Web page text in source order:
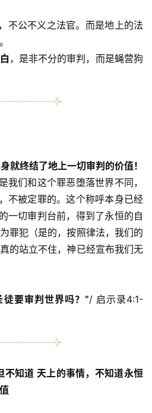
，不公不义之法官。而是地上的法
，是非不分的审判，而是蝇营狗
就终结了地上一切审判的价值！
我们和这个罪恶堕落世界不同，
不被定罪的。这个称呼本身已经
一切审判台前，得到了永恒的自
罪犯（是的，按照律法，我们的
的站立不住，神已经宣布我们无
要审判世界吗？”/ 启示录4:1-
不知道 天上的事情，不知道永恒